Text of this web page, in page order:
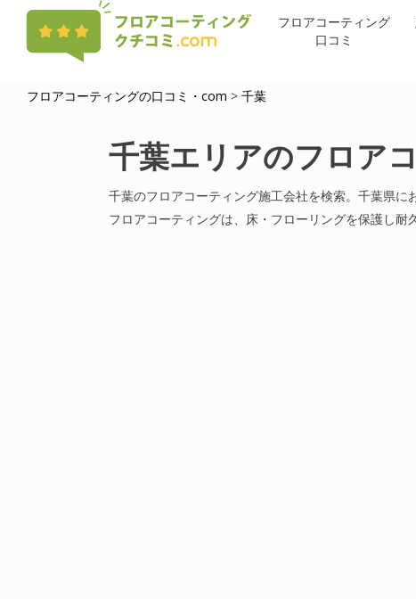
フロアコーティング
口コミ
フロアコーティングの口コミ・com > 千葉
千葉エリアのフロア
千葉のフロアコーティング施工会社を検索。千葉県に
フロアコーティングは、床・フローリングを保護し